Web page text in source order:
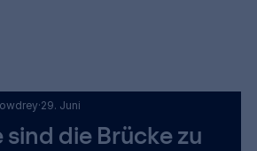
die Brücke zu
29. Juni